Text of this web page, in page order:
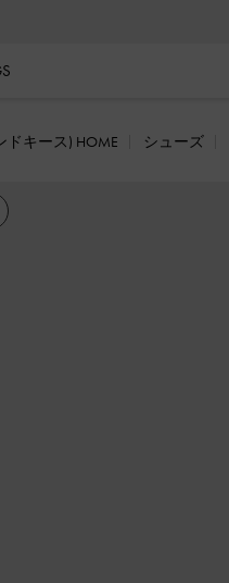
ドキース) HOME シューズ